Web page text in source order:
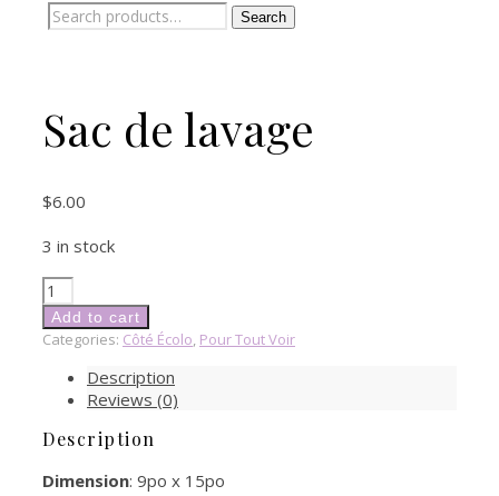
Search
for:
Search
Sac de lavage
$6.00
3 in stock
Sac
de
lavage
quantity
Add to cart
Categories: Côté Écolo, Pour Tout Voir
Description
Reviews (0)
Description
Dimension: 9po x 15po